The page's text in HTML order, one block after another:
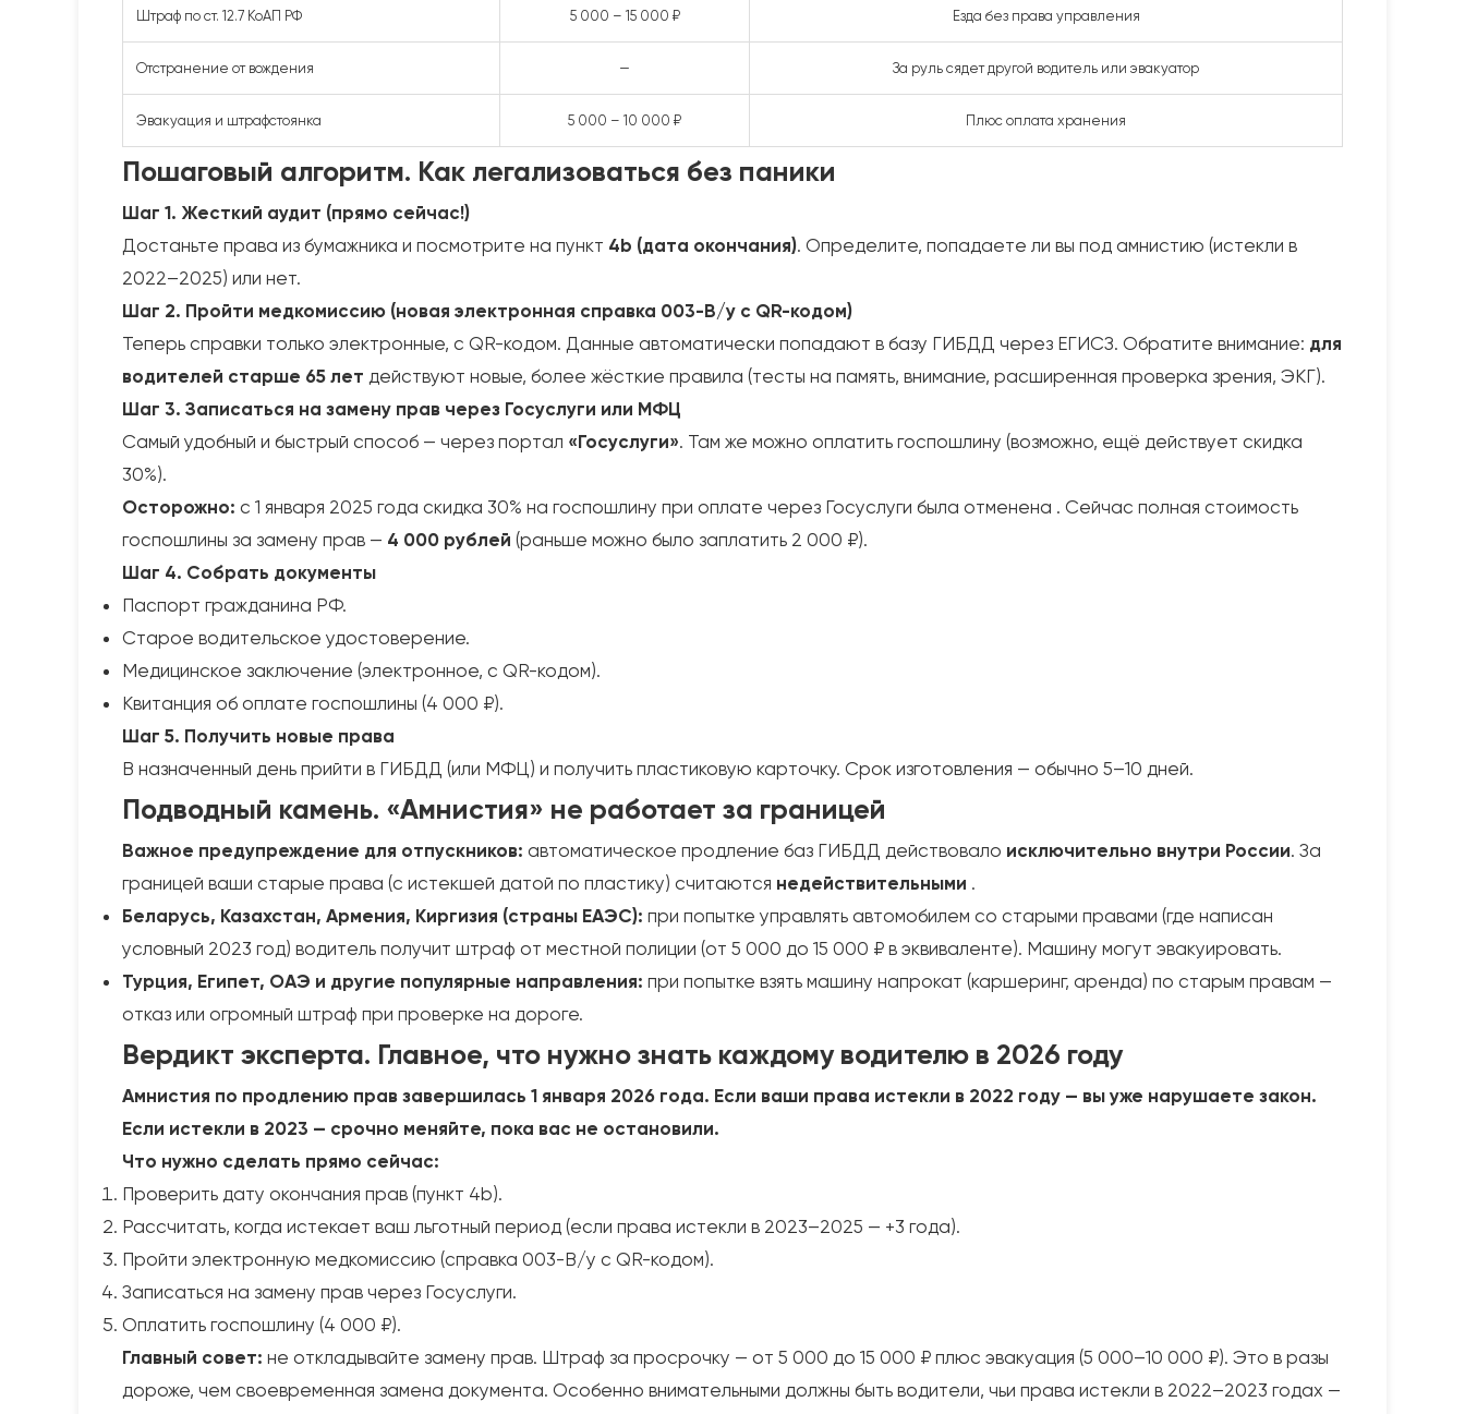
Штраф по ст. 12.7 КоАП РФ 5 000 – 15 000 ₽ Езда без права управления
Отстранение от вождения — За руль сядет другой водитель или эвакуатор
Эвакуация и штрафстоянка 5 000 – 10 000 ₽ Плюс оплата хранения
Пошаговый алгоритм. Как легализоваться без паники
Шаг 1. Жесткий аудит (прямо сейчас!)
Достаньте права из бумажника и посмотрите на пункт 4b (дата окончания). Определите, попадаете ли вы под амнистию (истекли в
2022–2025) или нет.
Шаг 2. Пройти медкомиссию (новая электронная справка 003-В/у с QR-кодом)
Теперь справки только электронные, с QR-кодом. Данные автоматически попадают в базу ГИБДД через ЕГИСЗ. Обратите внимание: для
водителей старше 65 лет действуют новые, более жёсткие правила (тесты на память, внимание, расширенная проверка зрения, ЭКГ).
Шаг 3. Записаться на замену прав через Госуслуги или МФЦ
Самый удобный и быстрый способ — через портал «Госуслуги». Там же можно оплатить госпошлину (возможно, ещё действует скидка
30%).
Осторожно: с 1 января 2025 года скидка 30% на госпошлину при оплате через Госуслуги была отменена . Сейчас полная стоимость
госпошлины за замену прав — 4 000 рублей (раньше можно было заплатить 2 000 ₽).
Шаг 4. Собрать документы
Паспорт гражданина РФ.
Старое водительское удостоверение.
Медицинское заключение (электронное, с QR-кодом).
Квитанция об оплате госпошлины (4 000 ₽).
Шаг 5. Получить новые права
В назначенный день прийти в ГИБДД (или МФЦ) и получить пластиковую карточку. Срок изготовления — обычно 5–10 дней.
Подводный камень. «Амнистия» не работает за границей
Важное предупреждение для отпускников: автоматическое продление баз ГИБДД действовало исключительно внутри России. За
границей ваши старые права (с истекшей датой по пластику) считаются недействительными .
Беларусь, Казахстан, Армения, Киргизия (страны ЕАЭС): при попытке управлять автомобилем со старыми правами (где написан
условный 2023 год) водитель получит штраф от местной полиции (от 5 000 до 15 000 ₽ в эквиваленте). Машину могут эвакуировать.
Турция, Египет, ОАЭ и другие популярные направления: при попытке взять машину напрокат (каршеринг, аренда) по старым правам —
отказ или огромный штраф при проверке на дороге.
Вердикт эксперта. Главное, что нужно знать каждому водителю в 2026 году
Амнистия по продлению прав завершилась 1 января 2026 года. Если ваши права истекли в 2022 году — вы уже нарушаете закон.
Если истекли в 2023 — срочно меняйте, пока вас не остановили.
Что нужно сделать прямо сейчас:
Проверить дату окончания прав (пункт 4b).
Рассчитать, когда истекает ваш льготный период (если права истекли в 2023–2025 — +3 года).
Пройти электронную медкомиссию (справка 003-В/у с QR-кодом).
Записаться на замену прав через Госуслуги.
Оплатить госпошлину (4 000 ₽).
Главный совет: не откладывайте замену прав. Штраф за просрочку — от 5 000 до 15 000 ₽ плюс эвакуация (5 000–10 000 ₽). Это в разы
дороже, чем своевременная замена документа. Особенно внимательными должны быть водители, чьи права истекли в 2022–2023 годах —